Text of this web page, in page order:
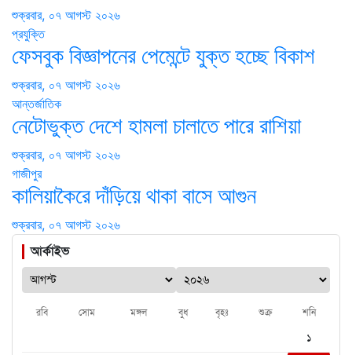
শুক্রবার, ০৭ আগস্ট ২০২৬
প্রযুক্তি
ফেসবুক বিজ্ঞাপনের পেমেন্টে যুক্ত হচ্ছে বিকাশ
শুক্রবার, ০৭ আগস্ট ২০২৬
আন্তর্জাতিক
নেটোভুক্ত দেশে হামলা চালাতে পারে রাশিয়া
শুক্রবার, ০৭ আগস্ট ২০২৬
গাজীপুর
কালিয়াকৈরে দাঁড়িয়ে থাকা বাসে আগুন
শুক্রবার, ০৭ আগস্ট ২০২৬
আর্কাইভ
রবি সোম মঙ্গল বুধ বৃহঃ শুক্র শনি
১